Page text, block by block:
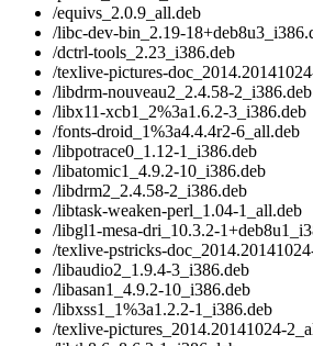
/equivs_2.0.9_all.deb
/libc-dev-bin_2.19-
/dctrl-tools_2.23_i386.deb
/texlive-pictures-
/libdrm-nouveau2_2.4.58-2_i386.deb
/libx11-xcb1_2%3a1.6.2-3_i386.deb
/fonts-droid_1%3a4.4.4r2-6_all.deb
/libpotrace0_1.12-1_i386.deb
/libatomic1_4.9.2-10_i386.deb
/libdrm2_2.4.58-2_i386.deb
/libtask-weaken-perl_1.04-1_all.deb
/libgl1-mesa-dri_10.3.2-
/texlive-pstricks-
/libaudio2_1.9.4-3_i386.deb
/libasan1_4.9.2-10_i386.deb
/libxss1_1%3a1.2.2-1_i386.deb
/texlive-pictures_2014.20141024-